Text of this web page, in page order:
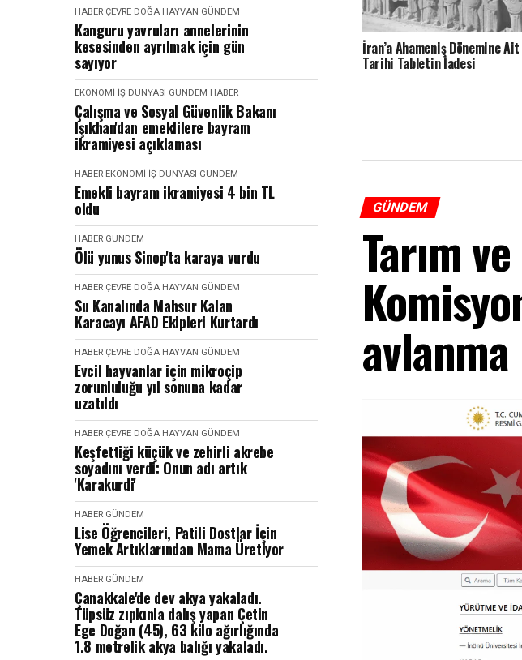
HABER ÇEVRE DOĞA HAYVAN GÜNDEM
Kanguru yavruları annelerinin
kesesinden ayrılmak için gün
sayıyor
EKONOMI İŞ DÜNYASI GÜNDEM HABER
Çalışma ve Sosyal Güvenlik Bakanı
Işıkhan'dan emeklilere bayram
ikramiyesi açıklaması
HABER EKONOMI İŞ DÜNYASI GÜNDEM
Emekli bayram ikramiyesi 4 bin TL
oldu
HABER GÜNDEM
Ölü yunus Sinop'ta karaya vurdu
HABER ÇEVRE DOĞA HAYVAN GÜNDEM
Su Kanalında Mahsur Kalan
Karacayı AFAD Ekipleri Kurtardı
HABER ÇEVRE DOĞA HAYVAN GÜNDEM
Evcil hayvanlar için mikroçip
zorunluluğu yıl sonuna kadar
uzatıldı
HABER ÇEVRE DOĞA HAYVAN GÜNDEM
Keşfettiği küçük ve zehirli akrebe
soyadını verdi: Onun adı artık
'Karakurdi'
HABER GÜNDEM
Lise Öğrencileri, Patili Dostlar İçin
Yemek Artıklarından Mama Üretiyor
HABER GÜNDEM
Çanakkale'de dev akya yakaladı.
Tüpsüz zıpkınla dalış yapan Çetin
Ege Doğan (45), 63 kilo ağırlığında
1.8 metrelik akya balığı yakaladı.
İran’a Ahameniş Dönemine
Tarihi Tabletin İadesi
GÜNDEM
Tarım